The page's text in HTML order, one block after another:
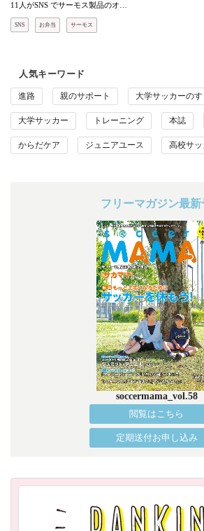
11人がSNS でサーモス製品のオ…
SNS お弁当 サーモス
人気キーワード
進路 親のサポート 大学サッカーのす
大学サッカー トレーニング 本誌
からだケア ジュニアユース 高校サッ
フリーマガジン最新
soccermama_vol.58
閲覧はこちら
定期送付お申し込み